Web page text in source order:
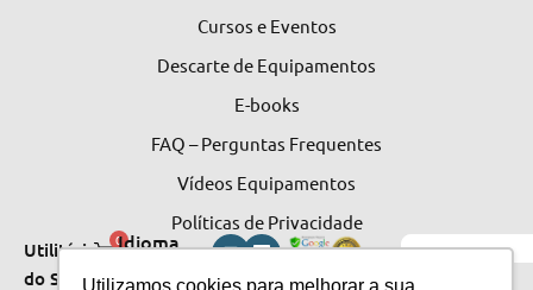
Utilizamos cookies para melhorar a sua
Cursos e Eventos
Descarte de Equipamentos
E-books
FAQ – Perguntas Frequentes
Vídeos Equipamentos
Políticas de Privacidade
Utilitários
do Site
0Idioma